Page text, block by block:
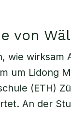
von
wie wirksam
um Lidong
(ETH)
An der